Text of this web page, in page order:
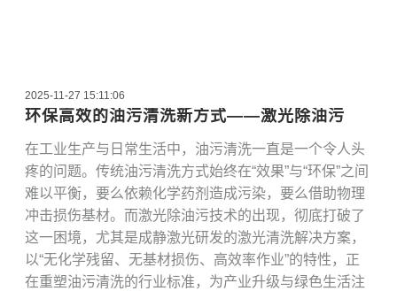
2025-11-27 15:11:06
环保高效的油污清洗新方式——激光除油污
在工业生产与日常生活中，油污清洗一直是一个令人头
疼的问题。传统油污清洗方式始终在“效果”与“环保”之间
难以平衡，要么依赖化学药剂造成污染，要么借助物理
冲击损伤基材。而激光除油污技术的出现，彻底打破了
这一困境，尤其是成静激光研发的激光清洗解决方案，
以“无化学残留、无基材损伤、高效率作业”的特性，正
在重塑油污清洗的行业标准，为产业升级与绿色生活注